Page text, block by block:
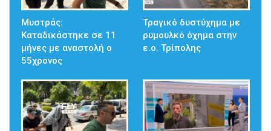
Μυστράς:
Καταδικάστηκε σε 11
μήνες με αναστολή ο
55χρονος
Τραγικό δυστύχημα με
ρυμουλκό όχημα στην
ε.ο. Τρίπολης